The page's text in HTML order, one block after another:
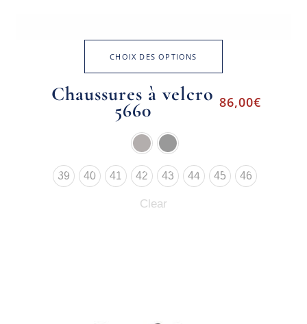
CHOIX DES OPTIONS
Chaussures à velcro
5660 86,00€
39 40 41 42 43 44 45 46
Clear